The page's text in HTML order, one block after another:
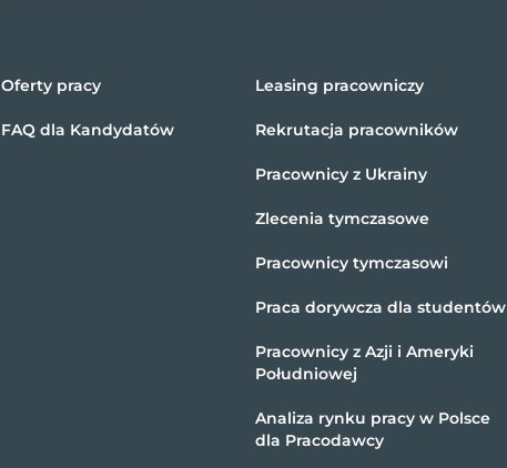
Oferty pracy
FAQ dla Kandydatów
Leasing pracowniczy
Rekrutacja pracowników
Pracownicy z Ukrainy
Zlecenia tymczasowe
Pracownicy tymczasowi
Praca dorywcza dla studentów
Pracownicy z Azji i Ameryki
Południowej
Analiza rynku pracy w Polsce
dla Pracodawcy